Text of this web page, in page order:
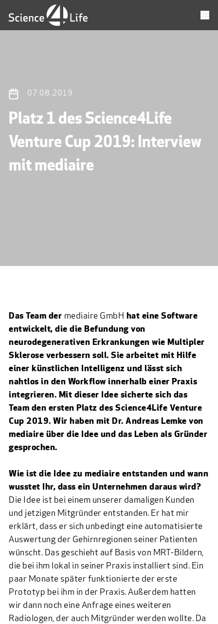
07.08.2019
Platz 1 des Science4Life
Venture Cup 2019: Interview
mit mediaire
Das Team der mediaire GmbH hat eine Software
entwickelt, die die Befundung von
neurodegenerativen Erkrankungen wie Multipler
Sklerose verbessern soll. Sie arbeitet mit Hilfe
einer künstlichen Intelligenz und lässt sich
nahtlos in den Workflow innerhalb einer Praxis
integrieren. Mit dieser Idee sicherte sich das
Team den ersten Platz des Science4Life Venture
Cup 2019. Wir haben mit Dr. Andreas Lemke von
mediaire über die Idee und das Leben als Gründer
gesprochen.
Wie ist die Idee zu mediaire entstanden und wann
wusstet Ihr, dass ein Unternehmen daraus wird?
Die Idee ist bei einem unserer damaligen Kunden
und jetzigen Mitgründer entstanden. Er hat mir
erklärt, dass er sich unbedingt eine automatisierte
Auswertung der Gehirnregionen seiner Patienten
wünscht. Das geschieht auf Basis von MRT-Bildern,
die bei ihm lokal in seiner Praxis installiert sind. Ein
paar Monate später funktionierte der erste
Prototyp bei ihm in der Praxis. Außerdem hatten
wir dann noch eine Anfrage eines weiteren
Radiologen, der auch Mitgründer werden wollte. Da